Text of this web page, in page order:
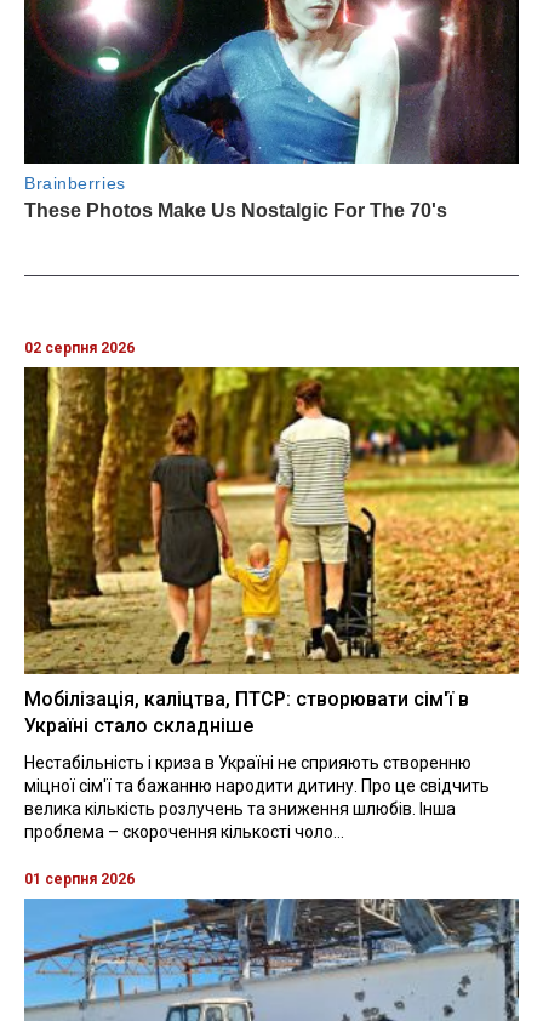
02 серпня 2026
Мобілізація, каліцтва, ПТСР: створювати сім'ї в
Україні стало складніше
Нестабільність і криза в Україні не сприяють створенню
міцної сім'ї та бажанню народити дитину. Про це свідчить
велика кількість розлучень та зниження шлюбів. Інша
проблема – скорочення кількості чоло...
01 серпня 2026